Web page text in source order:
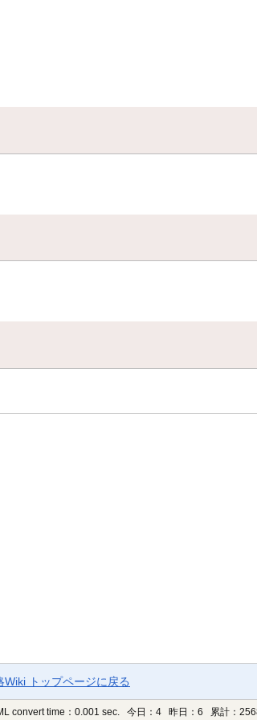
トップページに戻る
convert time：0.001 sec. 今日：4 昨日：6 累計：